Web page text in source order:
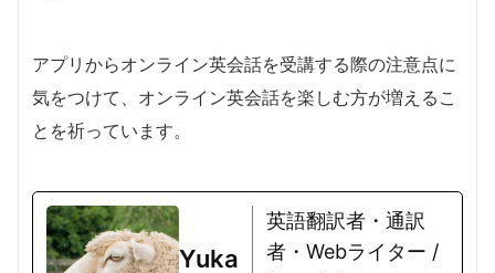
アプリからオンライン英会話を受講する際の注意点に
気をつけて、オンライン英会話を楽しむ方が増えるこ
とを祈っています。
Yuka
英語翻訳者・通訳
者・Webライター /